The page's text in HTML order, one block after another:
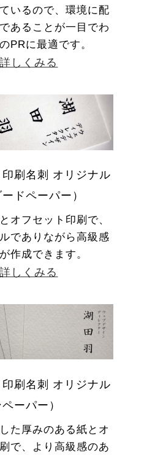
いるので、環境に配
あることが一目でわ
PRに最適です。
詳しくみる
刷名刺 オリジナル
ードペーパー）
オフセット印刷で、
でありながら高級感
作成できます。
詳しくみる
刷名刺 オリジナル
ーパー）
た厚みのある紙とオ
で、より高級感のあ